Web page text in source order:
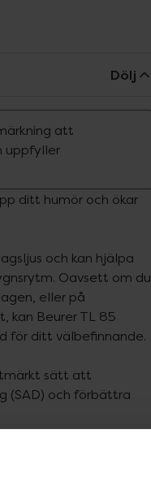
Dölj
att
uppfyller
ditt humör och ökar
och kan hjälpa
Oavsett om du
eller på
kan Beurer TL 85
för ditt välbefinnande.
sätt att
(SAD) och förbättra
och en